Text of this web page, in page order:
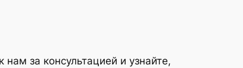
за консультацией и узнайте,